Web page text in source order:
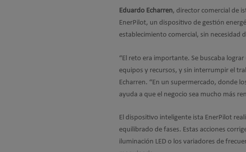
Eduardo Echarren, director comercial de
EnerPilot, un dispositivo de gestión
establecimiento comercial, sin necesidad
“El reto era importante. Se buscaba
equipos y recursos, y sin interrumpir el
Echarren. “En un supermercado, donde
ayuda a que el negocio sea mucho más
El dispositivo inteligente ista EnerPilot
equilibrado de fases. Estas acciones
iluminación LED o los variadores de